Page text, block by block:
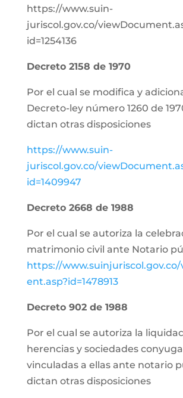
https://www.suin-
juriscol.gov.co/
id=1254136
Decreto 2158 de 1970
Por el cual se modifica y
Decreto-ley número 1260 de
dictan otras disposiciones
https://www.suin-
juriscol.gov.co/
id=1409947
Decreto 2668 de 1988
Por el cual se autoriza la
matrimonio civil ante Notario
https://
ent.asp?id=1478913
Decreto 902 de 1988
Por el cual se autoriza la
herencias y sociedades
vinculadas a ellas ante notario
dictan otras disposiciones